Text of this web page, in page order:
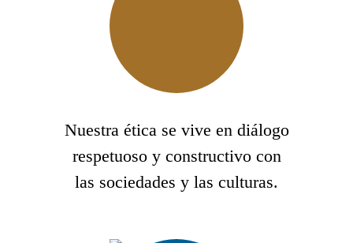
Nuestra ética se vive en diálogo
respetuoso y constructivo con
las sociedades y las culturas.